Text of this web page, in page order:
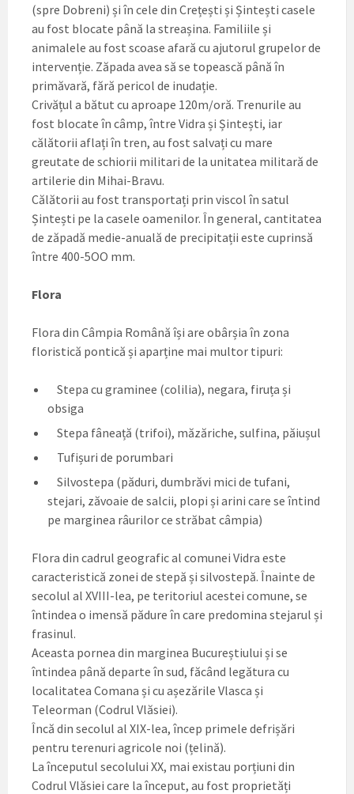
(spre Dobreni) și în cele din Crețești și Șintești casele
au fost blocate până la streașina. Familiile și
animalele au fost scoase afară cu ajutorul grupelor de
intervenție. Zăpada avea să se topească până în
primăvară, fără pericol de inudație.
Crivățul a bătut cu aproape 120m/oră. Trenurile au
fost blocate în câmp, între Vidra și Șintești, iar
călătorii aflați în tren, au fost salvați cu mare
greutate de schiorii militari de la unitatea militară de
artilerie din Mihai-Bravu.
Călătorii au fost transportați prin viscol în satul
Șintești pe la casele oamenilor. În general, cantitatea
de zăpadă medie-anuală de precipitații este cuprinsă
între 400-5OO mm.
Flora
Flora din Câmpia Română își are obârșia în zona
floristică pontică și aparține mai multor tipuri:
Stepa cu graminee (colilia), negara, firuța și
obsiga
Stepa fâneață (trifoi), măzăriche, sulfina, păiușul
Tufișuri de porumbari
Silvostepa (păduri, dumbrăvi mici de tufani,
stejari, zăvoaie de salcii, plopi și arini care se întind
pe marginea râurilor ce străbat câmpia)
Flora din cadrul geografic al comunei Vidra este
caracteristică zonei de stepă și silvostepă. Înainte de
secolul al XVIII-lea, pe teritoriul acestei comune, se
întindea o imensă pădure în care predomina stejarul și
frasinul.
Aceasta pornea din marginea Bucureștiului și se
întindea până departe în sud, făcând legătura cu
localitatea Comana și cu așezările Vlasca și
Teleorman (Codrul Vlăsiei).
Încă din secolul al XIX-lea, încep primele defrișări
pentru terenuri agricole noi (țelină).
La începutul secolului XX, mai existau porțiuni din
Codrul Vlăsiei care la început, au fost proprietăți